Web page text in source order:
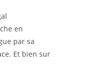
en
par sa
Et bien sur